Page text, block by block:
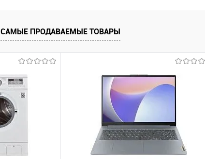
САМЫЕ ПРОДАВАЕМЫЕ ТОВАРЫ